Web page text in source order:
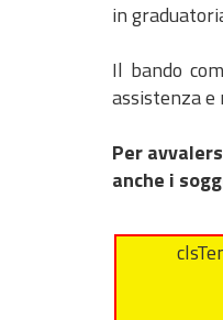
in
Il bando
assistenza
Per
anche i